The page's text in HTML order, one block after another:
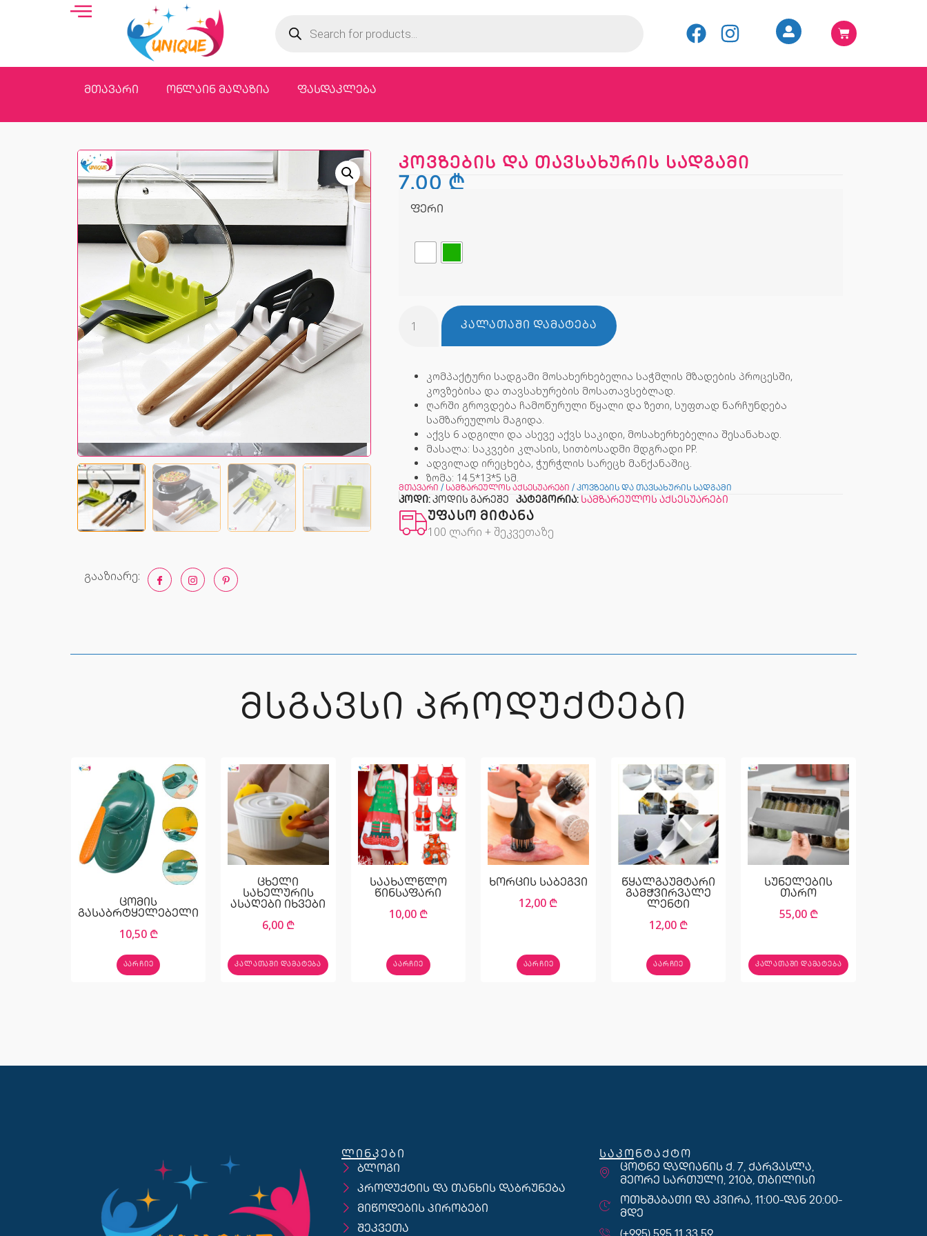
მთავარი ონლაინ მაღაზია ფასდაკლება
გააზიარე:
კოვზების და თავსახურის სადგამი
7,00 ₾
ფერი
ᲙᲐᲚᲐᲗᲐᲨᲘ ᲓᲐᲛᲐᲢᲔᲑᲐ
კომპაქტური სადგამი მოსახერხებელია საჭმლის მზადების პროცესში,
კოვზებისა და თავსახურების მოსათავსებლად.
ღარში გროვდება ჩამოწურული წყალი და ზეთი, სუფთად ნარჩუნდება
სამზარეულოს მაგიდა.
აქვს 6 ადგილი და ასევე აქვს საკიდი, მოსახერხებელია შესანახად.
მასალა: საკვები კლასის, სითბოსადმი მდგრადი PP.
ადვილად ირეცხება, ჭურჭლის სარეცხ მანქანაშიც.
ზომა: 14.5*13*5 სმ.
მთავარი / სამზარეულოს აქსესუარები / კოვზების და თავსახურის სადგამი
კოდი: კოდის გარეშე კატეგორია: სამზარეულოს აქსესუარები
ᲣᲤᲐᲡᲝ ᲛᲘᲢᲐᲜᲐ
100 ლარი + შეკვეთაზე
ᲛᲡᲒᲐᲕᲡᲘ ᲞᲠᲝᲓᲣᲥᲢᲔᲑᲘ
ცომის
გასაბრტყელებელი
10,50 ₾
ᲐᲐᲠᲩᲘᲔ
ცხელი
სახელურის
ასაღები იხვები
6,00 ₾
ᲙᲐᲚᲐᲗᲐᲨᲘ ᲓᲐᲛᲐᲢᲔᲑᲐ
საახალწლო
წინსაფარი
10,00 ₾
ᲐᲐᲠᲩᲘᲔ
ხორცის საბეგვი
12,00 ₾
ᲐᲐᲠᲩᲘᲔ
წყალგაუმტარი
გამჭვირვალე
ლენტი
12,00 ₾
ᲐᲐᲠᲩᲘᲔ
სუნელების
თარო
55,00 ₾
ᲙᲐᲚᲐᲗᲐᲨᲘ ᲓᲐᲛᲐᲢᲔᲑᲐ
ლინკები
ბლოგი
პროდუქტის და თანხის დაბრუნება
მიწოდების პირობები
შეკვეთა
საკონტაქტო
ცოტნე დადიანის ქ. 7, ქარვასლა,
მეორე სართული, 210ბ, თბილისი
ოთხშაბათი და კვირა, 11:00-დან 20:00-
მდე